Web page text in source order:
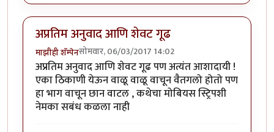
अप्रतिम अनुवाद आणि शेवट गूढ
माझीही शॅम्पेनसोमवार, 06/03/2017 14:02
अप्रतिम अनुवाद आणि शेवट गूढ पण अत्यंत आशादायी !
एका ठिकाणी येऊन वाळू वाळू वाचून वैतगलो होतो पण
हा भाग वाचून छान वाटल , कथेचा मोबियस स्ट्रिपशी
नेमका सबंध कळला नाही